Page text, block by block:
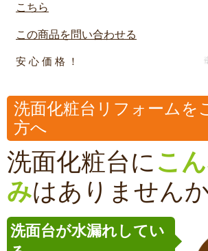
こちら
この商品を問い合わせる
安 心 価 格 ！
洗面化粧台リフォームを
方へ
洗面化粧台に こ
みはありません
洗面台が水漏れしてい